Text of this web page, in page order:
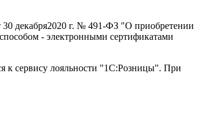
30 декабря2020 г. № 491-ФЗ "О приобретении
- электронными сертификатами
к сервису лояльности "1С:Розницы". При